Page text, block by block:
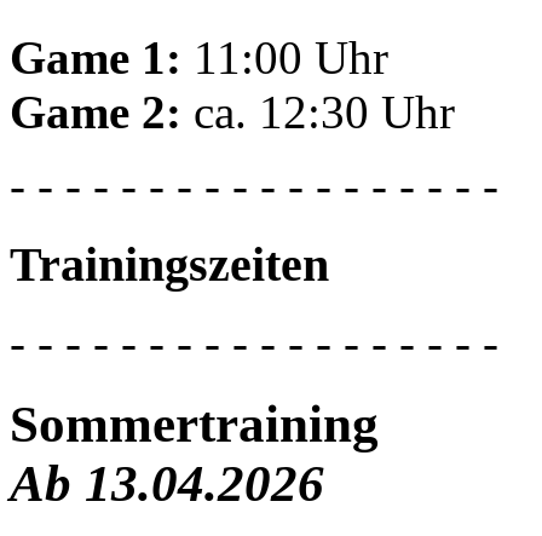
Game 1: 11:00 Uhr
Game 2: ca. 12:30 Uhr
- - - - - - - - - - - - - - - - - -
Trainingszeiten
- - - - - - - - - - - - - - - - - -
Sommertraining
Ab 13.04.2026